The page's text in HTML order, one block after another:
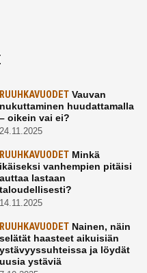
RUUHKAVUODETVauvan
nukuttaminen huudattamalla
– oikein vai ei?
24.11.2025
RUUHKAVUODETMinkä
ikäiseksi vanhempien pitäisi
auttaa lastaan
taloudellisesti?
14.11.2025
RUUHKAVUODETNainen, näin
selätät haasteet aikuisiän
ystävyyssuhteissa ja löydät
uusia ystäviä